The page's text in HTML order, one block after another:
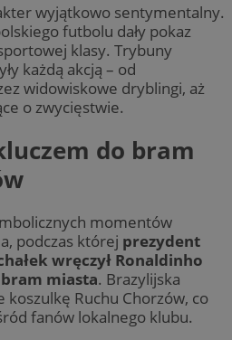
wyjątkowo sentymentalny.
futbolu dały pokaz
klasy. Trybuny
każdą akcją – od
widowiskowe dryblingi, aż
o zwycięstwie.
do bram
momentów
podczas której prezydent
wręczył Ronaldinho
miasta. Brazylijska
koszulkę Ruchu Chorzów, co
fanów lokalnego klubu.